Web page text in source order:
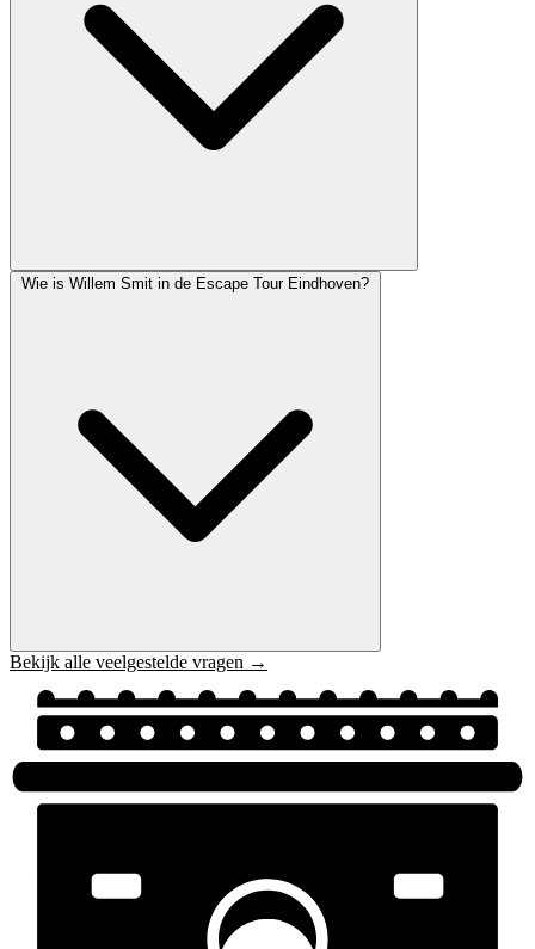
Wie is Willem Smit in de Escape Tour Eindhoven?
Bekijk alle veelgestelde vragen →